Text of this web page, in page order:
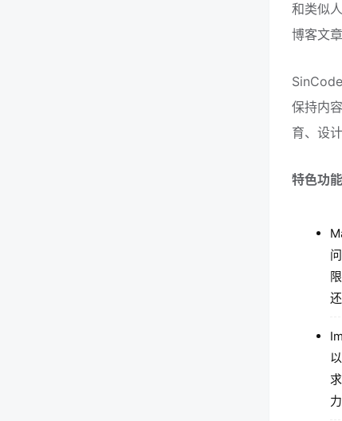
和类似
博客文
保持内
育、设
特色功能